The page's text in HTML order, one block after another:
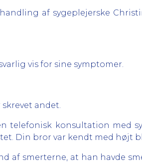
af sygeplejerske
vis for sine symptomer.
andet.
telefonisk konsultation med
Din bror var kendt med højt
af smerterne, at han havde